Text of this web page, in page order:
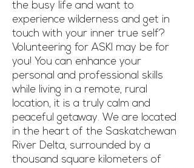
the busy life and want to
experience wilderness and get in
touch with your inner true self?
Volunteering for ASKI may be for
you! You can enhance your
personal and professional skills
while living in a remote, rural
location, it is a truly calm and
peaceful getaway. We are located
in the heart of the Saskatchewan
River Delta, surrounded by a
thousand square kilometers of